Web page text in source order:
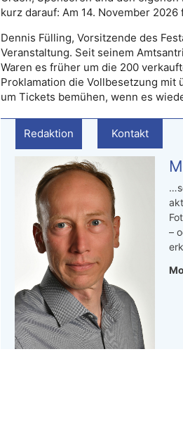
kurz darauf: Am 14. November
Dennis Fülling, Vorsitzende des
Veranstaltung. Seit seinem
Waren es früher um die 200
Proklamation die Vollbesetzung mit
um Tickets bemühen, wenn es
Redaktion Kontakt
–